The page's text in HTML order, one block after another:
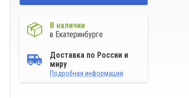
В наличии
в Екатеринбурге
Доставка по России и
миру
Подробная информация